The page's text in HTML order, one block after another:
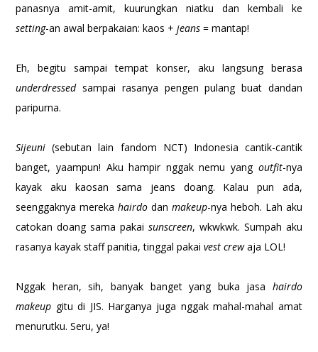
panasnya amit-amit, kuurungkan niatku dan kembali ke
setting-an awal berpakaian: kaos +jeans = mantap!
Eh, begitu sampai tempat konser, aku langsung berasa
underdressedsampai rasanya pengen pulang buat dandan
paripurna.
Sijeuni (sebutan lain fandom NCT) Indonesia cantik-cantik
banget, yaampun! Aku hampir nggak nemu yang outfit-nya
kayak aku kaosan sama jeans doang. Kalau pun ada,
seenggaknya merekahairdo dan makeup-nya heboh. Lah aku
catokan doang sama pakai sunscreen, wkwkwk. Sumpah aku
rasanya kayak staff panitia, tinggal pakaivest crewaja LOL!
Nggak heran, sih, banyak banget yang buka jasa hairdo
makeup gitu di JIS. Harganya juga nggak mahal-mahal amat
menurutku. Seru, ya!